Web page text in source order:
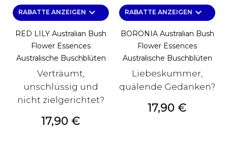
RABATTE ANZEIGEN keyboard_arrow_down
RED LILY Australian Bush
Flower Essences
Australische Buschblüten
Verträumt,
unschlüssig und
nicht zielgerichtet?
Preis
17,90 €
RABATTE ANZEIGEN keyboard_arrow_down
BORONIA Australian Bush
Flower Essences
Australische Buschblüten
Liebeskummer,
quälende Gedanken?
Preis
17,90 €